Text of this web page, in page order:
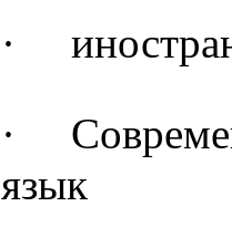
·
·
язык